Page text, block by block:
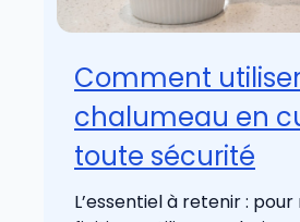
Comment
chalumeau en
toute sécurité
L’essentiel à retenir :